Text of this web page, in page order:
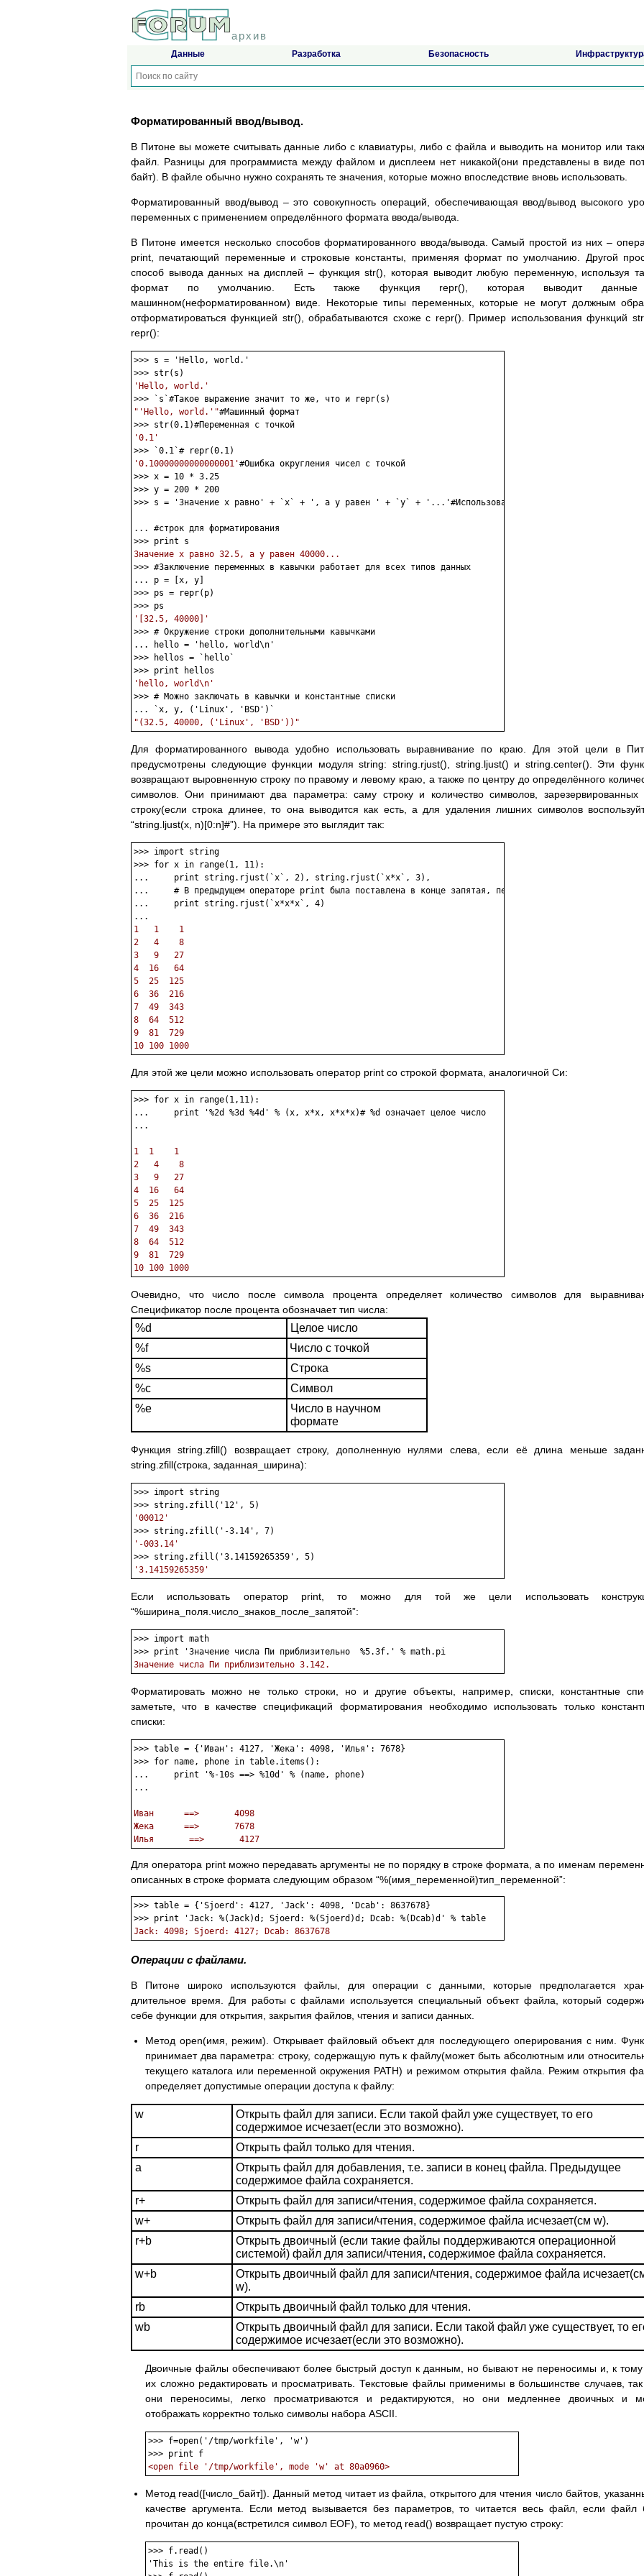
архив
Данные Разработка Безопасность
Форматированный ввод/вывод.
В Питоне вы можете считывать данные либо с клавиатуры, либо с файла и выводить на монитор или
файл. Разницы для программиста между файлом и дисплеем нет никакой(они представлены в виде
байт). В файле обычно нужно сохранять те значения, которые можно впоследствие вновь использовать.
Форматированный ввод/вывод – это совокупность операций, обеспечивающая ввод/вывод высокого
переменных с применением определённого формата ввода/вывода.
В Питоне имеется несколько способов форматированного ввода/вывода. Самый простой из них –
print, печатающий переменные и строковые константы, применяя формат по умолчанию. Другой
способ вывода данных на дисплей – функция str(), которая выводит любую переменную, используя
формат по умолчанию. Есть также функция repr(), которая выводит
машинном(неформатированном) виде. Некоторые типы переменных, которые не могут должным
отформатироваться функцией str(), обрабатываются схоже с repr(). Пример использования функций
repr():
>>> s = 'Hello, world.'
'Hello, world.'
"'Hello, world.'"#Машинный формат
'0.1'
'0.10000000000000001'#Ошибка округления чисел с точкой
>>> x = 10 * 3.25
>>> y = 200 * 200
>>> s = 'Значение x равно' + `x` + ', а y равен ' + `y` + '...'#Использование операций склеивания
... #строк для форматирования
Значение x равно 32.5, а y равен 40000...
>>> #Заключение переменных в кавычки работает для всех типов данных
... p = [x, y]
>>> ps = repr(p)
'[32.5, 40000]'
>>> # Окружение строки дополнительными кавычками
... hello = 'hello, world\n'
>>> hellos = `hello`
'hello, world\n'
>>> # Можно заключать в кавычки и константные списки
"(32.5, 40000, ('Linux', 'BSD'))"
Для форматированного вывода удобно использовать выравнивание по краю. Для этой цели в
предусмотрены следующие функции модуля string: string.rjust(), string.ljust() и string.center(). Эти
возвращают выровненную строку по правому и левому краю, а также по центру до определённого
символов. Они принимают два параметра: саму строку и количество символов, зарезервированных
строку(если строка длинее, то она выводится как есть, а для удаления лишних символов
“string.ljust(x, n)[0:n]#”). На примере это выглядит так:
>>> import string
>>> for x in range(1, 11):
...     print string.rjust(`x`, 2), string.rjust(`x*x`, 3),
...     # В предыдущем операторе print была поставлена в конце запятая, перевода строки нет:
...     print string.rjust(`x*x*x`, 4)
1   1    1
2   4    8
3   9   27
4  16   64
5  25  125
6  36  216
7  49  343
8  64  512
9  81  729
10 100 1000
Для этой же цели можно использовать оператор print со строкой формата, аналогичной Си:
>>> for x in range(1,11):
...     print '%2d %3d %4d' % (x, x*x, x*x*x)# %d означает целое число
...
1  1    1
2   4    8
3   9   27
4  16   64
5  25  125
6  36  216
7  49  343
8  64  512
9  81  729
10 100 1000
Очевидно, что число после символа процента определяет количество символов для
Спецификатор после процента обозначает тип числа:
%d
Целое число
%f
Число с точкой
%s
Строка
%c
Символ
%e
Число в научном
формате
Функция string.zfill() возвращает строку, дополненную нулями слева, если её длина меньше
string.zfill(строка, заданная_ширина):
>>> import string
'00012'
'-003.14'
'3.14159265359'
Если использовать оператор print, то можно для той же цели использовать
“%ширина_поля.число_знаков_после_запятой”:
>>> import math
Значение числа Пи приблизительно 3.142.
Форматировать можно не только строки, но и другие объекты, например, списки, константные
заметьте, что в качестве спецификаций форматирования необходимо использовать только
списки:
>>> table = {'Иван': 4127, 'Жека': 4098, 'Илья': 7678}
>>> for name, phone in table.items():
...     print '%-10s ==> %10d' % (name, phone)
...
Иван      ==>       4098
Жека      ==>       7678
Илья       ==>       4127
Для оператора print можно передавать аргументы не по порядку в строке формата, а по именам
описанных в строке формата следующим образом “%(имя_переменной)тип_переменной”:
>>> table = {'Sjoerd': 4127, 'Jack': 4098, 'Dcab': 8637678}
Jack: 4098; Sjoerd: 4127; Dcab: 8637678
Операции с файлами.
В Питоне широко используются файлы, для операции с данными, которые предполагается
длительное время. Для работы с файлами используется специальный объект файла, который
себе функции для открытия, закрытия файлов, чтения и записи данных.
Метод open(имя, режим). Открывает файловый объект для последующего оперирования с ним.
принимает два параметра: строку, содержащую путь к файлу(может быть абсолютным или
текущего каталога или переменной окружения PATH) и режимом открытия файла. Режим открытия
определяет допустимые операции доступа к файлу:
w
Открыть файл для записи. Если такой файл уже существует, то его
содержимое исчезает(если это возможно).
r
Открыть файл только для чтения.
a
Открыть файл для добавления, т.е. записи в конец файла. Предыдущее
содержимое файла сохраняется.
r+
Открыть файл для записи/чтения, содержимое файла сохраняется.
w+
Открыть файл для записи/чтения, содержимое файла исчезает(см w).
r+b
Открыть двоичный (если такие файлы поддерживаются операционной
системой) файл для записи/чтения, содержимое файла сохраняется.
w+b
Открыть двоичный файл для записи/чтения, содержимое файла
w).
rb
Открыть двоичный файл только для чтения.
wb
Открыть двоичный файл для записи. Если такой файл уже существует, то
содержимое исчезает(если это возможно).
Двоичные файлы обеспечивают более быстрый доступ к данным, но бывают не переносимы и, к тому
их сложно редактировать и просматривать. Текстовые файлы применимы в большинстве случаев, так
они переносимы, легко просматриваются и редактируются, но они медленнее двоичных и
отображать корректно только символы набора ASCII.
>>> f=open('/tmp/workfile', 'w')
<open file '/tmp/workfile', mode 'w' at 80a0960>
Метод read([число_байт]). Данный метод читает из файла, открытого для чтения число байтов,
качестве аргумента. Если метод вызывается без параметров, то читается весь файл, если файл
прочитан до конца(встретился символ EOF), то метод read() возвращает пустую строку:
>>> f.read()
'This is the entire file.\n'